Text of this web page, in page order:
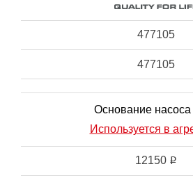
477105
477105
Основание насоса
Используется в
12150 i